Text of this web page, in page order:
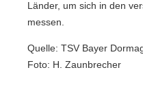
Länder, um sich in den
messen.
Quelle: TSV Bayer
Foto: H. Zaunbrecher